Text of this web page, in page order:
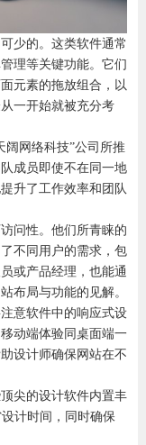
少的。这类软件通常
理等关键功能。它们
元素的拖放组合，以
一开始就被充分考
阔网络科技”公司所推
成员即使不在同一地
升了工作效率和团队
问性。他们所青睐的
不同用户的需求，包
或产品经理，也能通
布局与功能的见解。
意软件中的响应式设
动端体验同桌面端一
设计师确保网站在不
尖的设计软件内置丰
计时间，同时确保